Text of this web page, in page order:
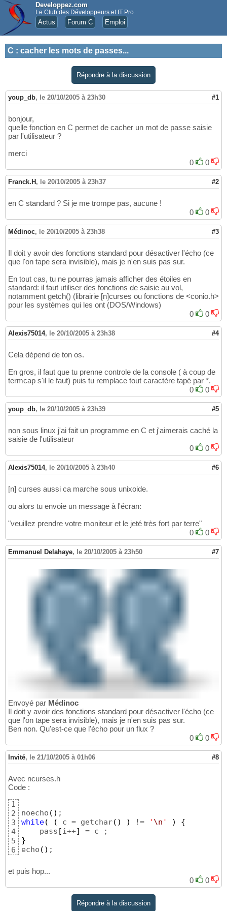
Developpez.com
Le Club des Développeurs et IT Pro
Actus Forum C Emploi
C : cacher les mots de passes...
Répondre à la discussion
youp_db, le 20/10/2005 à 23h30 #1
bonjour,
quelle fonction en C permet de cacher un mot de passe saisie
par l'utilisateur ?
merci
0
0
Franck.H , le 20/10/2005 à 23h37 #2
en C standard ? Si je me trompe pas, aucune !
0
0
Médinoc, le 20/10/2005 à 23h38 #3
Il doit y avoir des fonctions standard pour désactiver l'écho (ce
que l'on tape sera invisible), mais je n'en suis pas sur.
En tout cas, tu ne pourras jamais afficher des étoiles en
standard: il faut utiliser des fonctions de saisie au vol,
notamment getch() (librairie [n]curses ou fonctions de <conio.h>
pour les systèmes qui les ont (DOS/Windows)
0
0
Alexis75014, le 20/10/2005 à 23h38 #4
Cela dépend de ton os.
En gros, il faut que tu prenne controle de la console ( à coup de
termcap s'il le faut) puis tu remplace tout caractère tapé par *.
0
0
youp_db, le 20/10/2005 à 23h39 #5
non sous linux j'ai fait un programme en C et j'aimerais caché la
saisie de l'utilisateur
0
0
Alexis75014, le 20/10/2005 à 23h40 #6
[n] curses aussi ca marche sous unixoide.
ou alors tu envoie un message à l'écran:
"veuillez prendre votre moniteur et le jeté très fort par terre"
0
0
Emmanuel Delahaye, le 20/10/2005 à 23h50 #7
Envoyé par Médinoc
Il doit y avoir des fonctions standard pour désactiver l'écho (ce
que l'on tape sera invisible), mais je n'en suis pas sur.
Ben non. Qu'est-ce que l'écho pour un flux ?
0
0
Invité, le 21/10/2005 à 01h06 #8
Avec ncurses.h
Code :
1
2
3
4
5
6
noecho ( )
while( ( c = getchar( ) ) != ' \n ' )
{
    pass
[ i++]
}
echo ( ) ;
et puis hop...
0
0
Répondre à la discussion